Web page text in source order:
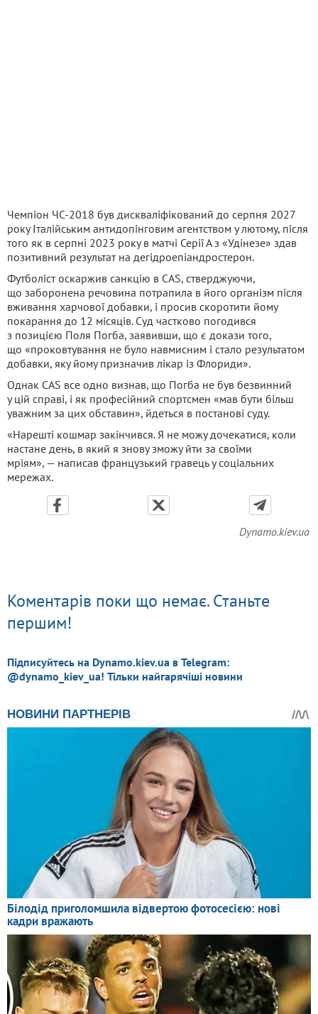
Чемпіон ЧС-2018 був дискваліфікований до серпня 2027
року Італійським антидопінговим агентством у лютому, після
того як в серпні 2023 року в матчі Серії А з «Удінезе» здав
позитивний результат на дегідроепіандростерон.
Футболіст оскаржив санкцію в CAS, стверджуючи,
що заборонена речовина потрапила в його організм після
вживання харчової добавки, і просив скоротити йому
покарання до 12 місяців. Суд частково погодився
з позицією Поля Погба, заявивши, що є докази того,
що «проковтування не було навмисним і стало результатом
добавки, яку йому призначив лікар із Флориди».
Однак CAS все одно визнав, що Погба не був безвинний
у цій справі, і як професійний спортсмен «мав бути більш
уважним за цих обставин», йдеться в постанові суду.
«Нарешті кошмар закінчився. Я не можу дочекатися, коли
настане день, в який я знову зможу йти за своїми
мріям», — написав французький гравець у соціальних
мережах.
Dynamo.kiev.ua
Коментарів поки що немає. Станьте
першим!
Підписуйтесь на Dynamo.kiev.ua в Telegram:
@dynamo_kiev_ua! Тільки найгарячіші новини